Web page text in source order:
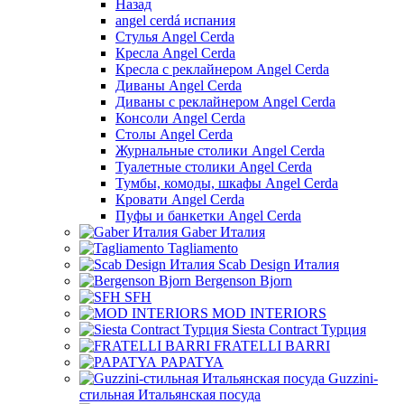
Назад
angel cerdá испания
Стулья Angel Cerda
Кресла Angel Cerda
Кресла с реклайнером Angel Cerda
Диваны Angel Cerda
Диваны с реклайнером Angel Cerda
Консоли Angel Cerda
Столы Angel Cerda
Журнальные столики Angel Cerda
Туалетные столики Angel Cerda
Тумбы, комоды, шкафы Angel Cerda
Кровати Angel Cerda
Пуфы и банкетки Angel Cerda
Gaber Италия
Tagliamento
Scab Design Италия
Bergenson Bjorn
SFH
MOD INTERIORS
Siesta Contract Турция
FRATELLI BARRI
PAPATYA
Guzzini-
стильная Итальянская посуда